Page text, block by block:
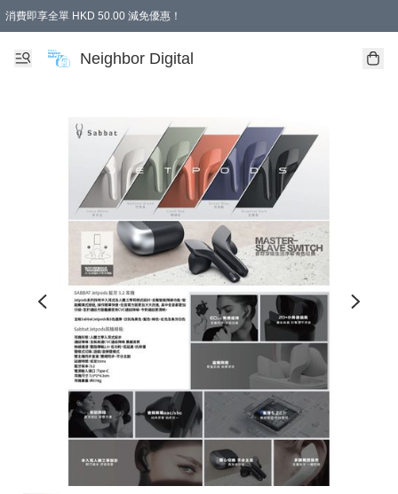
消費即享全單 HKD 50.00 減免優惠！
Neighbor Digital